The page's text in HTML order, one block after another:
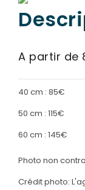
Avis de
A partir de
40 cm : 85€
50 cm : 115€
60 cm : 145€
Photo non
Crédit photo: